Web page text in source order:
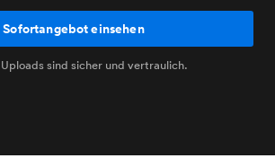
Sofortangebot einsehen
sind sicher und vertraulich.